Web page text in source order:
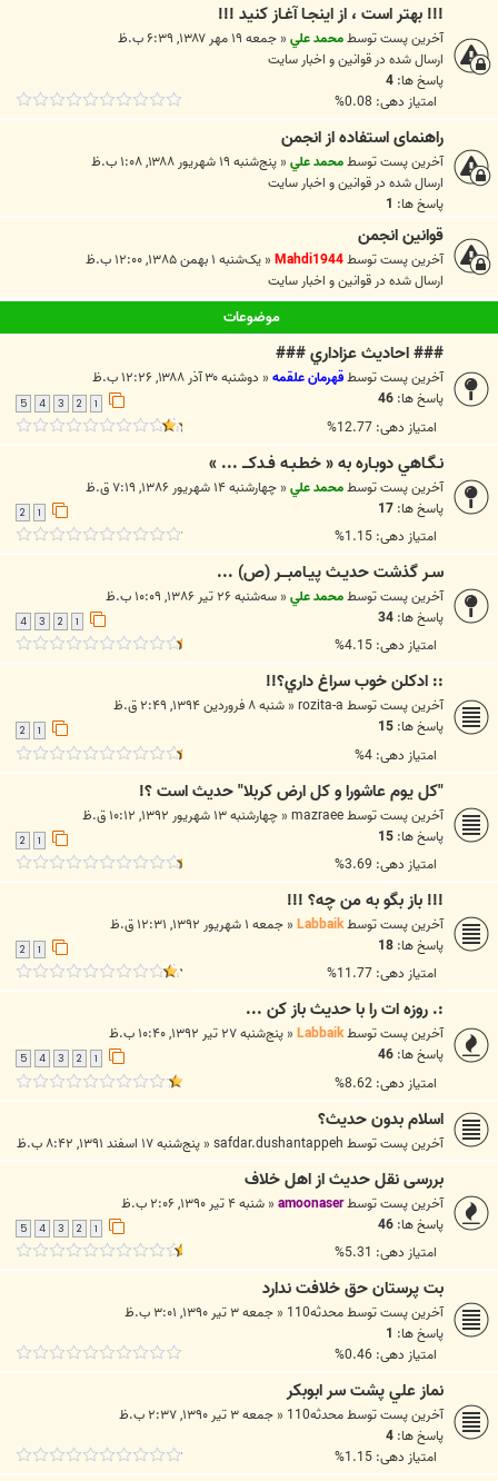
!!! بهتر است ، از اينجـا آغـاز کنيد !!!
آخرین پست توسطمحمد علي« جمعه ۱۹ مهر ۱۳۸۷, ۶:۳۹ ب.ظ
ارسال شده در قوانين و اخبار سايت
پاسخ ها: 4
امتیاز دهی: 0.08%
راهنمای استفاده از انجمن
آخرین پست توسطمحمد علي« پنج‌شنبه ۱۹ شهریور ۱۳۸۸, ۱:۰۸ ب.ظ
ارسال شده در قوانين و اخبار سايت
پاسخ ها: 1
قوانین انجمن
آخرین پست توسطMahdi1944
« یک‌شنبه ۱ بهمن ۱۳۸۵, ۱۲:۰۰ ب.ظ
ارسال شده در قوانين و اخبار سايت
موضوعات
### احاديث عزاداري ###
آخرین پست توسطقهرمان علقمه« دوشنبه ۳۰ آذر ۱۳۸۸, ۱۲:۲۶ ب.ظ
پاسخ ها: 46
3
4
5
امتیاز دهی: 12.77%
نـگـاهي دوبـاره به « خطـبـه فـدکـــ ... »
آخرین پست توسطمحمد علي« چهارشنبه ۱۴ شهریور ۱۳۸۶, ۷:۱۹ ق.ظ
پاسخ ها: 17
امتیاز دهی: 1.15%
سـر گذشت حديـث پيـامبـــر (ص) ...
آخرین پست توسطمحمد علي« سه‌شنبه ۲۶ تیر ۱۳۸۶, ۱۰:۰۹ ب.ظ
پاسخ ها: 34
3
4
امتیاز دهی: 4.15%
:: ادکلن خوب سراغ داري؟!!
آخرین پست توسطrozita-a
« شنبه ۸ فروردین ۱۳۹۴, ۲:۴۹ ق.ظ
پاسخ ها: 15
امتیاز دهی: 4%
"کل یوم عاشورا و کل ارض کربلا" حدیث است ؟!
آخرین پست توسطmazraee
« چهارشنبه ۱۳ شهریور ۱۳۹۲, ۱۰:۱۲ ق.ظ
پاسخ ها: 15
امتیاز دهی: 3.69%
!!! باز بگو به من چه؟ !!!
آخرین پست توسطLabbaik
« جمعه ۱ شهریور ۱۳۹۲, ۱۲:۳۱ ق.ظ
پاسخ ها: 18
امتیاز دهی: 11.77%
:. روزه ات را با حديث باز كن ...
آخرین پست توسطLabbaik
« پنج‌شنبه ۲۷ تیر ۱۳۹۲, ۱۰:۴۰ ب.ظ
پاسخ ها: 46
3
4
5
امتیاز دهی: 8.62%
اسلام بدون حدیث؟
آخرین پست توسطsafdar.dushantappeh
« پنج‌شنبه ۱۷ اسفند ۱۳۹۱, ۸:۴۲ ب.ظ
بررسی نقل حدیث از اهل خلاف
آخرین پست توسطamoonaser
« شنبه ۴ تیر ۱۳۹۰, ۲:۰۶ ب.ظ
پاسخ ها: 46
3
4
5
امتیاز دهی: 5.31%
بت پرستان حق خلافت ندارد
آخرین پست توسطمحدثه110 « جمعه ۳ تیر ۱۳۹۰, ۳:۰۱ ب.ظ
پاسخ ها: 1
امتیاز دهی: 0.46%
نماز علي پشت سر ابوبکر
آخرین پست توسطمحدثه110 « جمعه ۳ تیر ۱۳۹۰, ۲:۳۷ ب.ظ
پاسخ ها: 4
امتیاز دهی: 1.15%